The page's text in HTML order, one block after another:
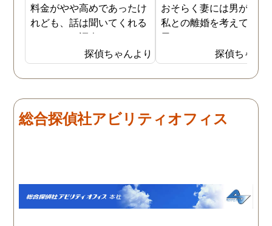
料金がやや高めであったけ
れども、話は聞いてくれる
しきちんと調査してくれる
しで非常に満足していま
す。調査が終わった後もし
っかりとサポートしていた
になりました。さすが調査
のプロフェッショナルだと
探偵ちゃんより
おそらく妻には男がおり
私との離婚を考えている
思います。そこでどうせ
婚をするのならと思い、
の不倫の証拠を押さえて
から離婚を提案すること
みの日に妻は外出するこ
が多く、探偵にもその旨
入り、妻が男とラブホテ
に入って行った瞬間を押
えたとのことでした。あ
探偵ちゃん
総合探偵社アビリティオフィス